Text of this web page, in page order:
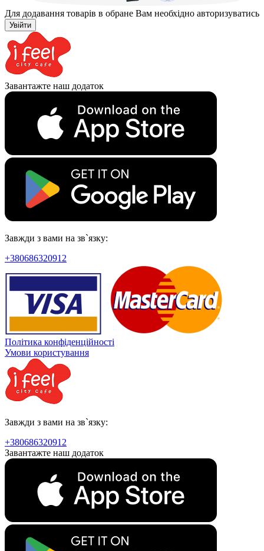
Для додавання товарів в обране Вам необхідно авторизуватись
Увійти
Завантажте наш додаток
Завжди з вами на зв`язку:
+380686320912
Політика конфіденційності
Умови користування
Завжди з вами на зв`язку:
+380686320912
Завантажте наш додаток